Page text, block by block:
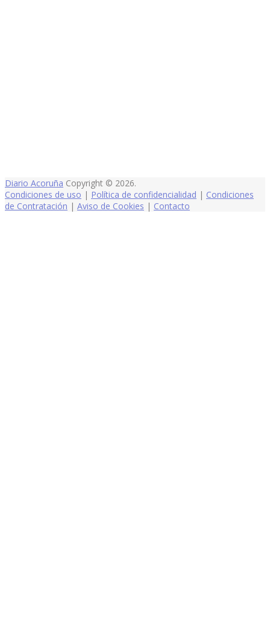
Diario Acoruña Copyright © 2026.
Condiciones de uso | Política de confidencialidad | Condiciones
de Contratación | Aviso de Cookies | Contacto